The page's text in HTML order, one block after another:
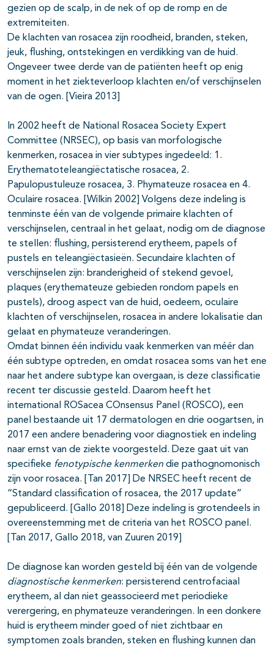
gezien op de scalp, in de nek of op de romp en de
extremiteiten.
De klachten van rosacea zijn roodheid, branden, steken,
jeuk, flushing, ontstekingen en verdikking van de huid.
Ongeveer twee derde van de patiënten heeft op enig
moment in het ziekteverloop klachten en/of verschijnselen
van de ogen. [Vieira 2013]
In 2002 heeft de National Rosacea Society Expert
Committee (NRSEC), op basis van morfologische
kenmerken, rosacea in vier subtypes ingedeeld: 1.
Erythematoteleangiëctatische rosacea, 2.
Papulopustuleuze rosacea, 3. Phymateuze rosacea en 4.
Oculaire rosacea. [Wilkin 2002] Volgens deze indeling is
tenminste één van de volgende primaire klachten of
verschijnselen, centraal in het gelaat, nodig om de diagnose
te stellen: flushing, persisterend erytheem, papels of
pustels en teleangiëctasieën. Secundaire klachten of
verschijnselen zijn: branderigheid of stekend gevoel,
plaques (erythemateuze gebieden rondom papels en
pustels), droog aspect van de huid, oedeem, oculaire
klachten of verschijnselen, rosacea in andere lokalisatie dan
gelaat en phymateuze veranderingen.
Omdat binnen één individu vaak kenmerken van méér dan
één subtype optreden, en omdat rosacea soms van het ene
naar het andere subtype kan overgaan, is deze classificatie
recent ter discussie gesteld. Daarom heeft het
international ROSacea COnsensus Panel (ROSCO), een
panel bestaande uit 17 dermatologen en drie oogartsen, in
2017 een andere benadering voor diagnostiek en indeling
naar ernst van de ziekte voorgesteld. Deze gaat uit van
specifieke fenotypische kenmerken die pathognomonisch
zijn voor rosacea. [Tan 2017] De NRSEC heeft recent de
“Standard classification of rosacea, the 2017 update”
gepubliceerd. [Gallo 2018] Deze indeling is grotendeels in
overeenstemming met de criteria van het ROSCO panel.
[Tan 2017, Gallo 2018, van Zuuren 2019]
De diagnose kan worden gesteld bij één van de volgende
diagnostische kenmerken: persisterend centrofaciaal
erytheem, al dan niet geassocieerd met periodieke
verergering, en phymateuze veranderingen. In een donkere
huid is erytheem minder goed of niet zichtbaar en
symptomen zoals branden, steken en flushing kunnen dan